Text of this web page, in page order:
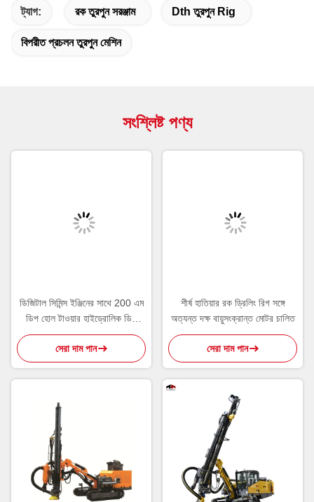
ট্যাগ: রক তুরপুন সরঞ্জাম Dth তুরপুন Rig
বিপরীত প্রচলন তুরপুন মেশিন
সংশ্লিষ্ট পণ্য
ডিজিটাল সিমিন্স ইঞ্জিনের সাথে 200 এম
ডিপ হোল টাওয়ার হাইড্রোলিক ডিথ
ড্রিলিং রিগ
সেরা দাম পান
শীর্ষ হাতিয়ার রক ড্রিলিং রিগ সঙ্গে
অত্যন্ত দক্ষ বায়ুসংক্রান্ত মোটর চালিত
সেরা দাম পান